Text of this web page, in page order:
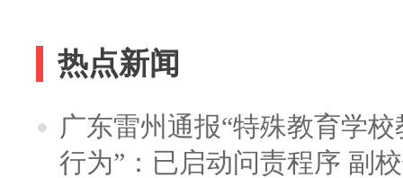
热点新闻
广东雷州通报“特殊教育学
行为”：已启动问责程序 副